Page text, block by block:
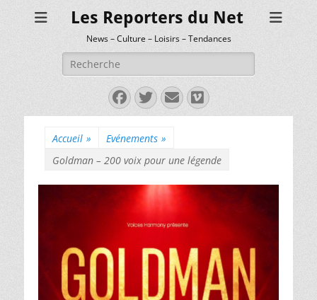
Les Reporters du Net
News – Culture – Loisirs – Tendances
Rechercher :
Facebook
Twitter
E-
mail
Vimeo
Accueil » Evénements »
Goldman – 200 voix pour une légende